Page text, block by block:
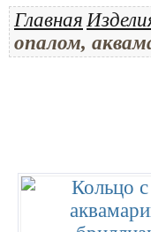
Главная
опалом,